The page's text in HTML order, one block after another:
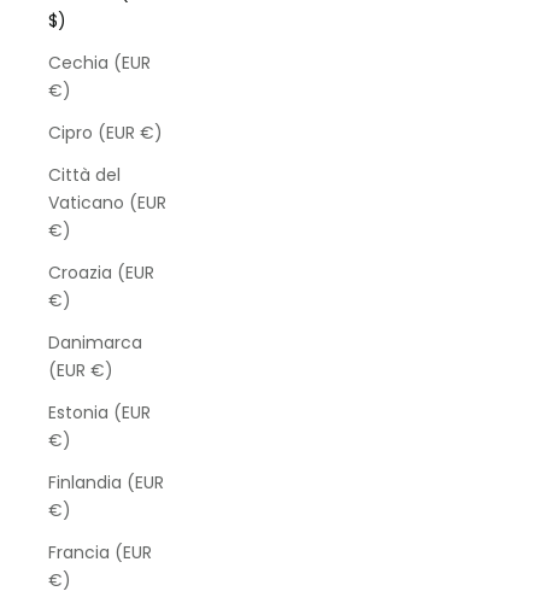
$)
Cechia (EUR
€)
Cipro (EUR €)
Città del
Vaticano (EUR
€)
Croazia (EUR
€)
Danimarca
(EUR €)
Estonia (EUR
€)
Finlandia (EUR
€)
Francia (EUR
€)